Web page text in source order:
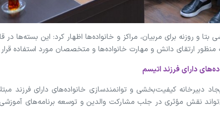
بتا و روزنه برای مربیان، مراکز و خانواده‌ها اظهار کرد: این بسته‌ها
ارتقای دانش و مهارت خانواده‌ها و متخصصان مورد استفاده
دارای فرزند اتیسم
دبیرخانه کیفیت‌بخشی و توانمندسازی خانواده‌های دارای فرزند
نقش مؤثری در جلب مشارکت والدین و توسعه برنامه‌های آموزشی